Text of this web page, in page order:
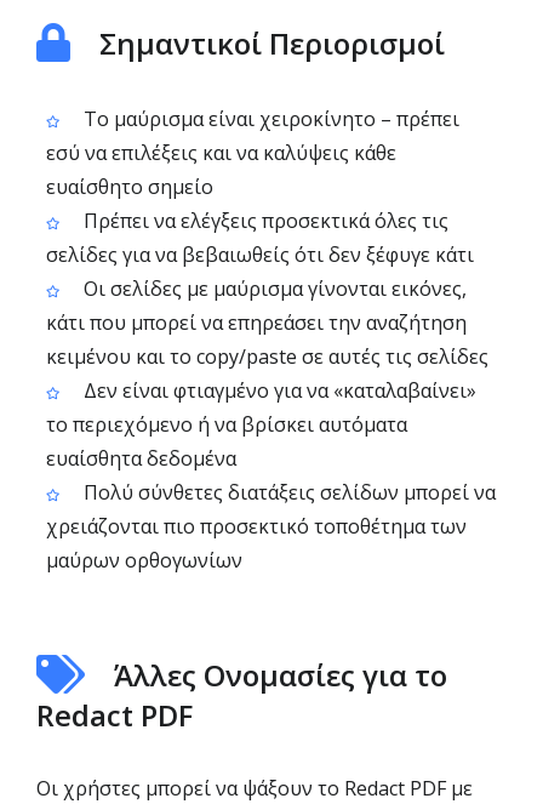
Σημαντικοί Περιορισμοί
Το μαύρισμα είναι χειροκίνητο – πρέπει
εσύ να επιλέξεις και να καλύψεις κάθε
ευαίσθητο σημείο
Πρέπει να ελέγξεις προσεκτικά όλες τις
σελίδες για να βεβαιωθείς ότι δεν ξέφυγε κάτι
Οι σελίδες με μαύρισμα γίνονται εικόνες,
κάτι που μπορεί να επηρεάσει την αναζήτηση
κειμένου και το copy/paste σε αυτές τις σελίδες
Δεν είναι φτιαγμένο για να «καταλαβαίνει»
το περιεχόμενο ή να βρίσκει αυτόματα
ευαίσθητα δεδομένα
Πολύ σύνθετες διατάξεις σελίδων μπορεί να
χρειάζονται πιο προσεκτικό τοποθέτημα των
μαύρων ορθογωνίων
Άλλες Ονομασίες για το
Redact PDF
Οι χρήστες μπορεί να ψάξουν το Redact PDF με